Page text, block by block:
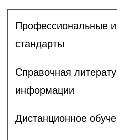
Профессиональные
стандарты
Справочная
информации
Дистанционное